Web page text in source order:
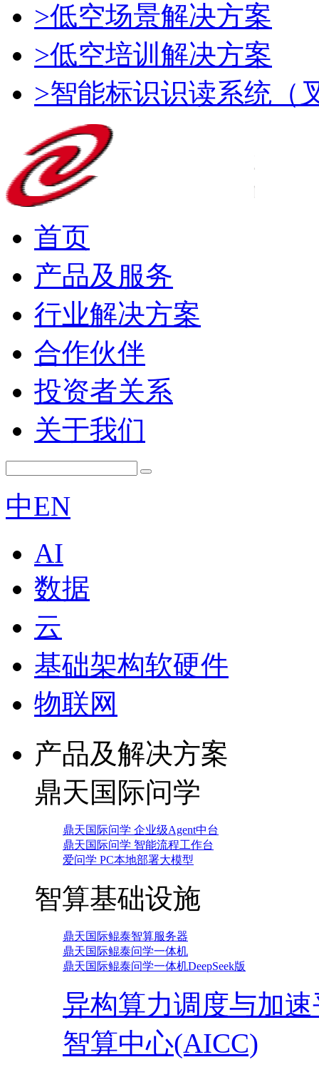
>低空场景解决方案
>低空培训解决方案
>智能标识识读系统（
首页
产品及服务
行业解决方案
合作伙伴
投资者关系
关于我们
中EN
AI
数据
云
基础架构软硬件
物联网
产品及解决方案
鼎天国际问学
鼎天国际问学 企业级Agent中台
鼎天国际问学 智能流程工作台
爱问学 PC本地部署大模型
智算基础设施
鼎天国际鲲泰智算服务器
鼎天国际鲲泰问学一体机
鼎天国际鲲泰问学一体机DeepSeek版
异构算力调度与加
智算中心(AICC)